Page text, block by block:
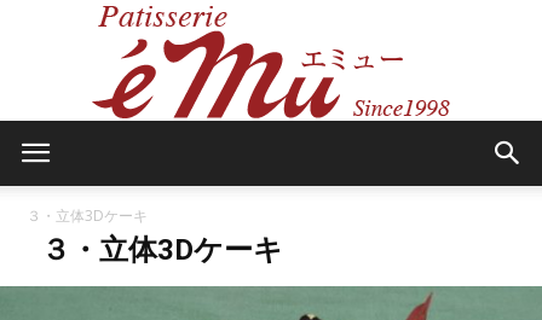
戸
３・立体3Dケーキ
３・立体3Dケーキ